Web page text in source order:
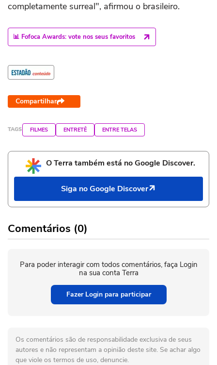
completamente surreal", afirmou o brasileiro.
📊 Fofoca Awards: vote nos seus favoritos
Compartilhar
TAGS FILMES ENTRETÊ ENTRE TELAS
O Terra também está no Google Discover.
Siga no Google Discover
Comentários (0)
Para poder interagir com todos comentários, faça Login
na sua conta Terra
Fazer Login para participar
Os comentários são de responsabilidade exclusiva de seus
autores e não representam a opinião deste site. Se achar algo
que viole os termos de uso, denuncie.